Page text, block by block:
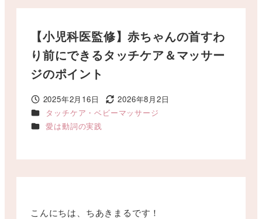
【小児科医監修】赤ちゃんの首すわ
り前にできるタッチケア＆マッサー
ジのポイント
投稿日
2025年2月16日
更新日
2026年8月2日
カテゴリー
タッチケア・ベビーマッサージ
カテゴリー
愛は動詞の実践
こんにちは、ちあきまるです！